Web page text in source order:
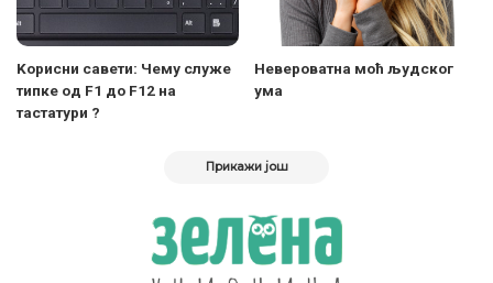
Koрисни савети: Чему служе
типке од F1 до F12 на
тастатури ?
Невероватна моћ људског
ума
Прикажи још